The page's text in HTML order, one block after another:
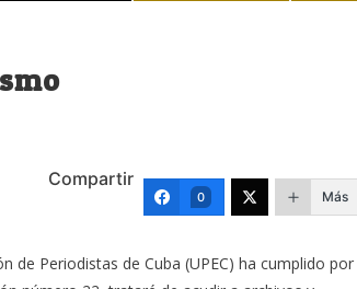
Compartir
0 Más
de Periodistas de Cuba (UPEC) ha cumplido por